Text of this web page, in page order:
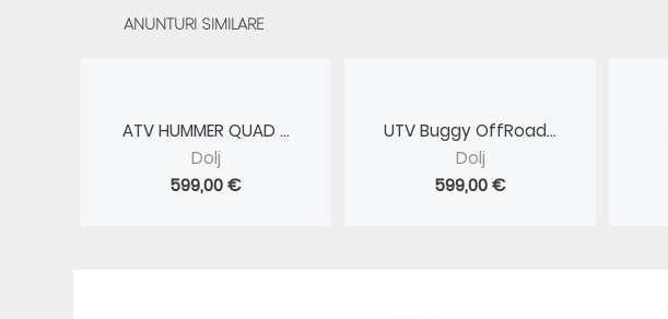
ANUNTURI SIMILARE
ATV HUMMER QUAD ...
Dolj
599,00 €
UTV Buggy OffRoad...
Dolj
599,00 €